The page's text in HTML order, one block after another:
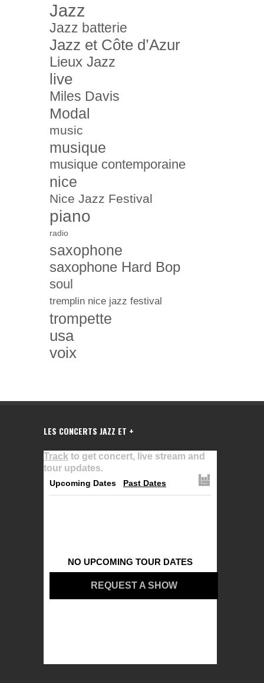
Jazz
Jazz batterie
Jazz et Côte d’Azur
Lieux Jazz
live
Miles Davis
Modal
music
musique
musique contemporaine
nice
Nice Jazz Festival
piano
radio
saxophone
saxophone Hard Bop
soul
tremplin nice jazz festival
trompette
usa
voix
LES CONCERTS JAZZ ET +
Track to get concert, live stream and
tour updates.
Upcoming Dates Past Dates
NO UPCOMING TOUR DATES
REQUEST A SHOW